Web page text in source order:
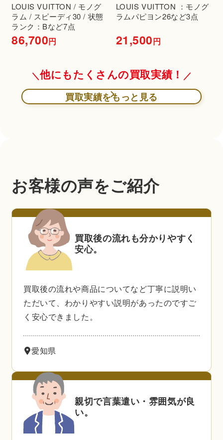
LOUIS VUITTON / モノグ
ラム / スピーディ30 / 状態
ランク：Bなど7点
86,700円
LOUIS VUITTON ：モノグ
ラムパピヨン26など3点
21,500円
他にもたくさんの買取実績！
買取実績をもっと見る
お客様の声をご紹介
買取後の流れも分かりやすく
安心。
買取後の流れや商品についてなど丁寧に説明い
ただいて、わかりやすい説明があったのですご
く安心できました。
愛知県
親切で言葉遣い・雰囲気が良
い。